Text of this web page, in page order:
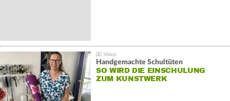
Handgemachte Schultüten
SO WIRD DIE EINSCHULUNG
ZUM KUNSTWERK